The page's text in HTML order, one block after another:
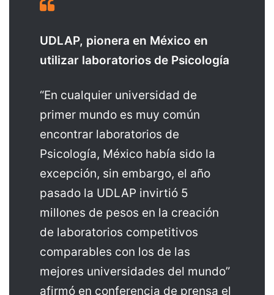
UDLAP, pionera en México en
utilizar laboratorios de Psicología
“En cualquier universidad de
primer mundo es muy común
encontrar laboratorios de
Psicología, México había sido la
excepción, sin embargo, el año
pasado la UDLAP invirtió 5
millones de pesos en la creación
de laboratorios competitivos
comparables con los de las
mejores universidades del mundo”
afirmó en conferencia de prensa el